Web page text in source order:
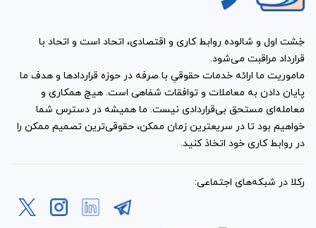
خِشت اول و شالوده روابط کاری و اقتصادی، اتحاد است و اتحاد با
قرارداد مراقبت می‌شود.
ماموریت ما ارائه خدمات حقوقیِ با صرفه در حوزه قراردادها و هدف ما
پایان دادن به معاملات و توافقات شفاهی است. هیچ همکاری و
معامله‌ای مستحق بی‌قراردادی نیست. ما همیشه در دسترس شما
خواهیم بود تا در سریعترین زمان ممکن، حقوقی‌ترین تصمیم ممکن را
در روابط کاری خود اتخاذ کنید.
رکلا در شبکه‌های اجتماعی: